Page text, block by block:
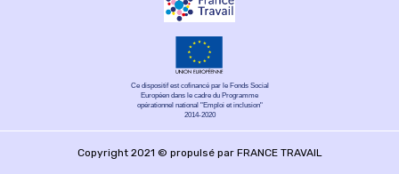
Ce dispositif est cofinancé par le Fonds Social
Européen dans le cadre du Programme
opérationnel national "Emploi et inclusion"
2014-2020
Copyright 2021 © propulsé par FRANCE TRAVAIL